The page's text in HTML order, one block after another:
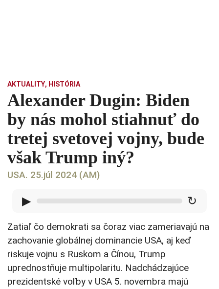
AKTUALITY, HISTÓRIA
Alexander Dugin: Biden
by nás mohol stiahnuť do
tretej svetovej vojny, bude
však Trump iný?
USA. 25.júl 2024 (AM)
▶ ↻
Zatiaľ čo demokrati sa čoraz viac zameriavajú na
zachovanie globálnej dominancie USA, aj keď
riskuje vojnu s Ruskom a Čínou, Trump
uprednostňuje multipolaritu. Nadchádzajúce
prezidentské voľby v USA 5. novembra majú